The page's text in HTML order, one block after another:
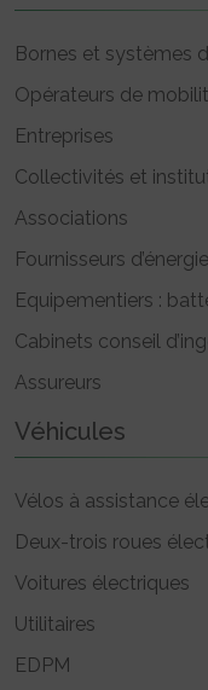
Bornes et systèmes
Opérateurs de
Entreprises
Collectivités et
Associations
Fournisseurs d’énergie
Equipementiers :
Cabinets conseil
Assureurs
Véhicules
Vélos à assistance
Deux-trois roues
Voitures électriques
Utilitaires
EDPM